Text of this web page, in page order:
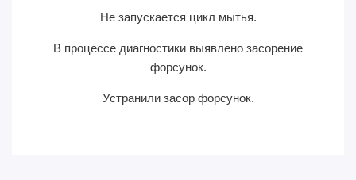
Не запускается цикл мытья.
В процессе диагностики выявлено засорение
форсунок.
Устранили засор форсунок.